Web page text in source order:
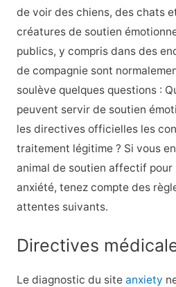
de voir des chiens, des chats
créatures de soutien
publics, y compris dans des
de compagnie sont
soulève quelques questions :
peuvent servir de soutien
les directives officielles les
traitement légitime ? Si vous
animal de soutien affectif
anxiété, tenez compte des
attentes suivants.
Directives
Le diagnostic du site anxiety